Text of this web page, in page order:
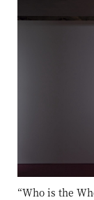
“Who is the